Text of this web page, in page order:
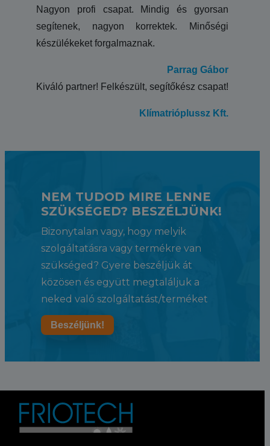
Nagyon profi csapat. Mindig és gyorsan
segítenek, nagyon korrektek. Minőségi
készülékeket forgalmaznak.
Parrag Gábor
Kiváló partner! Felkészült, segítőkész csapat!
Klímatrióplussz Kft.
NEM TUDOD MIRE LENNE
SZÜKSÉGED? BESZÉLJÜNK!
Bizonytalan vagy, hogy melyik
szolgáltatásra vagy termékre van
szükséged? Gyere beszéljük át
közösen és együtt megtaláljuk a
neked való szolgáltatást/terméket
Beszéljünk!